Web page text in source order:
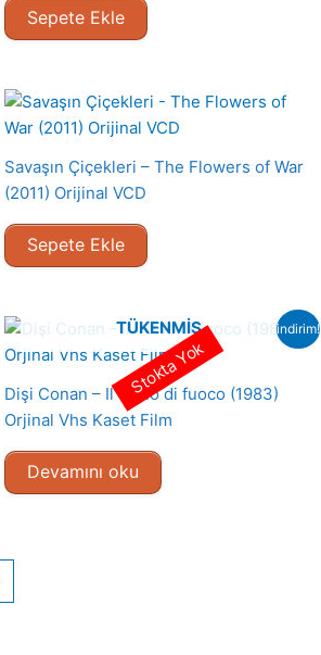
Sepete Ekle
Savaşın Çiçekleri – The Flowers of War
(2011) Orijinal VCD
Sepete Ekle
indirim!
TÜKENMIŞ
Dişi Conan – Il trono di fuoco (1983)
Orjinal Vhs Kaset Film
Devamını oku
Stokta Yok